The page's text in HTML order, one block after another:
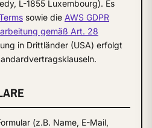
L-1855 Luxembourg). Es
sowie die AWS GDPR
gemäß Art. 28
in Drittländer (USA) erfolgt
(z.B. Name, E-Mail,